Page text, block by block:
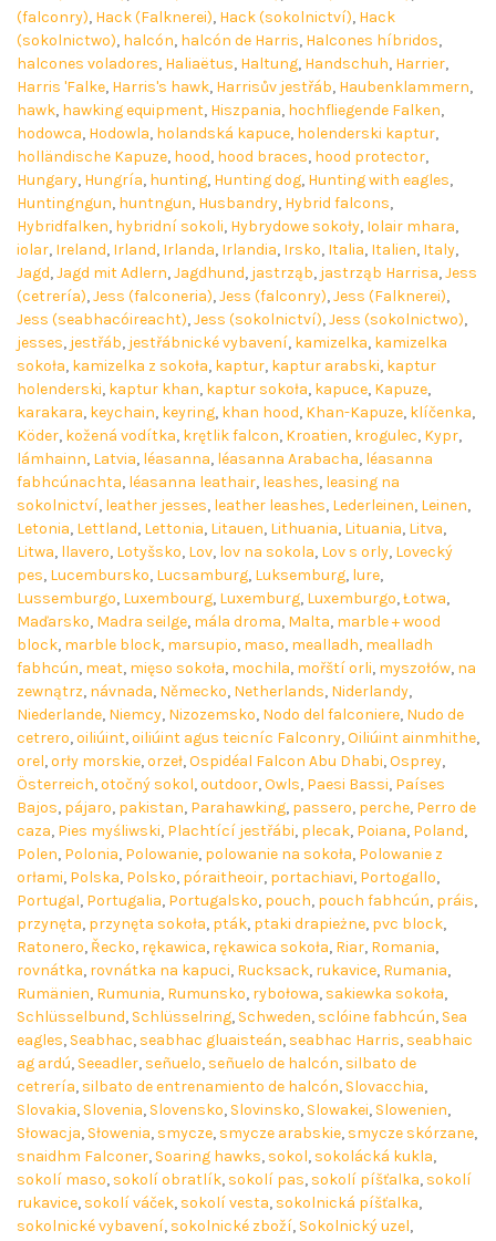
(falconry), Hack (Falknerei), Hack (sokolnictví), Hack
(sokolnictwo), halcón, halcón de Harris, Halcones híbridos,
halcones voladores, Haliaëtus, Haltung, Handschuh, Harrier,
Harris 'Falke, Harris's hawk, Harrisův jestřáb, Haubenklammern,
hawk, hawking equipment, Hiszpania, hochfliegende Falken,
hodowca, Hodowla, holandská kapuce, holenderski kaptur,
holländische Kapuze, hood, hood braces, hood protector,
Hungary, Hungría, hunting, Hunting dog, Hunting with eagles,
Huntingngun, huntngun, Husbandry, Hybrid falcons,
Hybridfalken, hybridní sokoli, Hybrydowe sokoły, Iolair mhara,
iolar, Ireland, Irland, Irlanda, Irlandia, Irsko, Italia, Italien, Italy,
Jagd,Jagd mit Adlern,Jagdhund, jastrząb, jastrząb Harrisa,Jess
(cetrería),Jess (falconeria),Jess (falconry),Jess (Falknerei),
Jess (seabhacóireacht),Jess (sokolnictví),Jess (sokolnictwo),
jesses, jestřáb, jestřábnické vybavení, kamizelka, kamizelka
sokoła, kamizelka z sokoła, kaptur, kaptur arabski, kaptur
holenderski, kaptur khan, kaptur sokoła, kapuce, Kapuze,
karakara, keychain, keyring, khan hood, Khan-Kapuze, klíčenka,
Köder, kožená vodítka, krętlik falcon, Kroatien, krogulec, Kypr,
lámhainn, Latvia, léasanna, léasanna Arabacha, léasanna
fabhcúnachta, léasanna leathair, leashes, leasing na
sokolnictví, leather jesses, leather leashes, Lederleinen, Leinen,
Letonia, Lettland, Lettonia, Litauen, Lithuania, Lituania, Litva,
Litwa, llavero, Lotyšsko, Lov, lov na sokola, Lov s orly, Lovecký
pes, Lucembursko, Lucsamburg, Luksemburg, lure,
Lussemburgo, Luxembourg, Luxemburg, Luxemburgo,Łotwa,
Maďarsko, Madra seilge, mála droma, Malta, marble + wood
block, marble block, marsupio, maso, mealladh, mealladh
fabhcún, meat, mięso sokoła, mochila, mořští orli, myszołów, na
zewnątrz, návnada, Německo, Netherlands, Niderlandy,
Niederlande, Niemcy, Nizozemsko, Nodo del falconiere, Nudo de
cetrero,oiliúint,oiliúint agus teicníc Falconry,Oiliúint ainmhithe,
orel,orły morskie,orzeł,Ospidéal Falcon Abu Dhabi,Osprey,
Österreich,otočný sokol,outdoor,Owls, Paesi Bassi, Países
Bajos, pájaro, pakistan, Parahawking, passero, perche, Perro de
caza, Pies myśliwski, Plachtící jestřábi, plecak, Poiana, Poland,
Polen, Polonia, Polowanie, polowanie na sokoła, Polowanie z
orłami, Polska, Polsko, póraitheoir, portachiavi, Portogallo,
Portugal, Portugalia, Portugalsko, pouch, pouch fabhcún, práis,
przynęta, przynęta sokoła, pták, ptaki drapieżne, pvc block,
Ratonero, Řecko, rękawica, rękawica sokoła, Riar, Romania,
rovnátka, rovnátka na kapuci, Rucksack, rukavice, Rumania,
Rumänien, Rumunia, Rumunsko, rybołowa, sakiewka sokoła,
Schlüsselbund, Schlüsselring, Schweden, sclóine fabhcún, Sea
eagles, Seabhac, seabhac gluaisteán, seabhac Harris, seabhaic
ag ardú, Seeadler, señuelo, señuelo de halcón, silbato de
cetrería, silbato de entrenamiento de halcón, Slovacchia,
Slovakia, Slovenia, Slovensko, Slovinsko, Slowakei, Slowenien,
Słowacja, Słowenia, smycze, smycze arabskie, smycze skórzane,
snaidhm Falconer, Soaring hawks, sokol, sokolácká kukla,
sokolí maso, sokolí obratlík, sokolí pas, sokolí píšťalka, sokolí
rukavice, sokolí váček, sokolí vesta, sokolnická píšťalka,
sokolnické vybavení, sokolnické zboží, Sokolnický uzel,